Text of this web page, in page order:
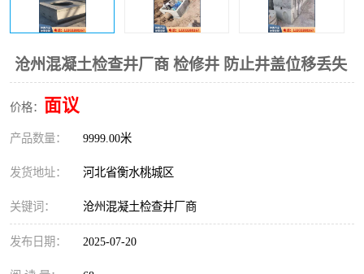
沧州混凝土检查井厂商 检修井 防止井盖位移丢失
价格： 面议
产品数量： 9999.00米
发货地址： 河北省衡水桃城区
关键词： 沧州混凝土检查井厂商
发布日期： 2025-07-20